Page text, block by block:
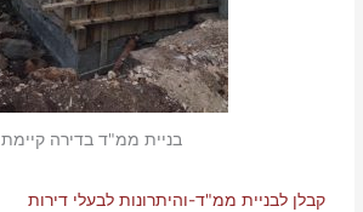
בניית ממ"ד בדירה קיימת
קבלן לבניית ממ"ד-והיתרונות לבעלי דירות